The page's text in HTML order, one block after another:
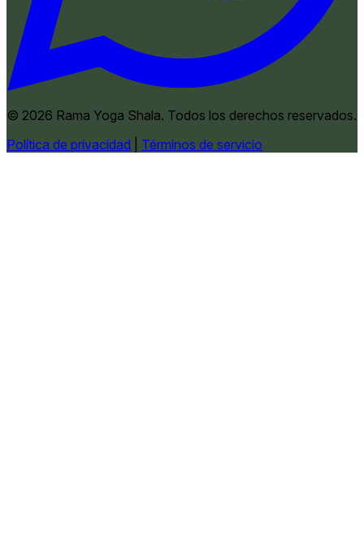
© 2026 Rama Yoga Shala. Todos los derechos reservados.
Política de privacidad
Términos de servicio